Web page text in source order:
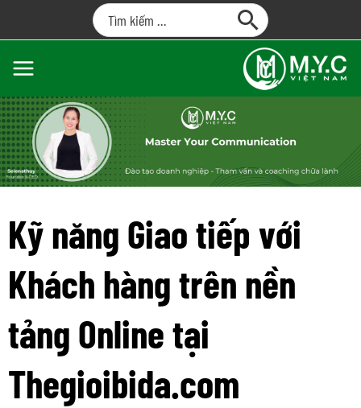
Kỹ năng Giao tiếp với
Khách hàng trên nền
tảng Online tại
Thegioibida.com